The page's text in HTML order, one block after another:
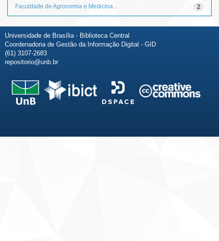
2
Faculdade de Agronomia e Medicina...
Universidade de Brasília - Biblioteca Central
Coordenadoria de Gestão da Informação Digital - GID
(61) 3107-2683
repositorio@unb.br